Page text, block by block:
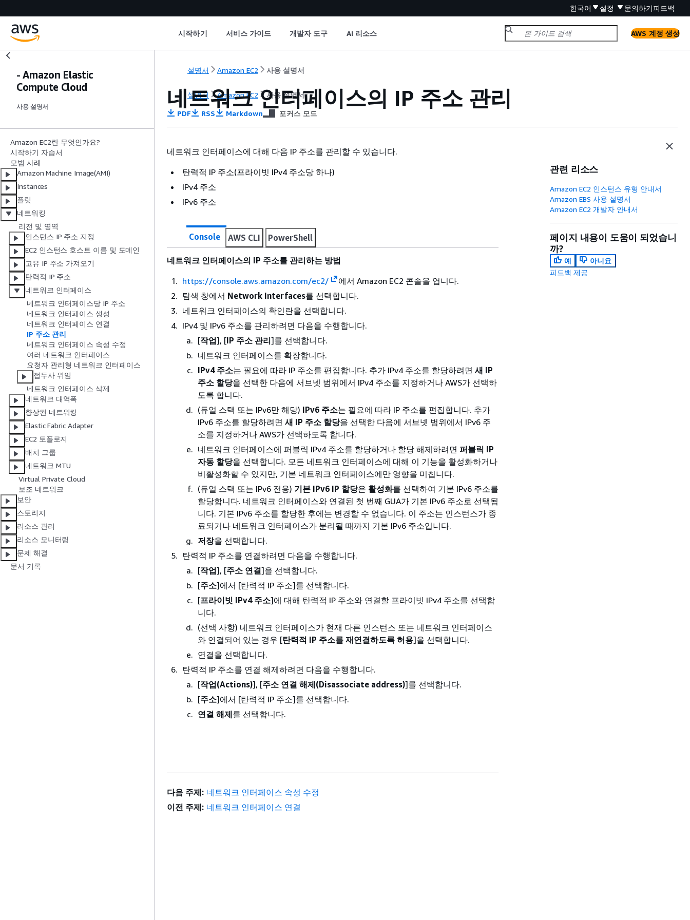
한국어 설정 문의하기피드백
시작하기 서비스 가이드 개발자 도구 AI 리소스 AWS 계정 생성
- Amazon Elastic
Compute Cloud
사용 설명서
Amazon EC2란 무엇인가요?
시작하기 자습서
모범 사례
Amazon Machine Image(AMI)
Instances
플릿
네트워킹
리전 및 영역
인스턴스 IP 주소 지정
EC2 인스턴스 호스트 이름 및 도메인
고유 IP 주소 가져오기
탄력적 IP 주소
네트워크 인터페이스
네트워크 인터페이스당 IP 주소
네트워크 인터페이스 생성
네트워크 인터페이스 연결
IP 주소 관리
네트워크 인터페이스 속성 수정
여러 네트워크 인터페이스
요청자 관리형 네트워크 인터페이스
접두사 위임
네트워크 인터페이스 삭제
네트워크 대역폭
향상된 네트워킹
Elastic Fabric Adapter
EC2 토폴로지
배치 그룹
네트워크 MTU
Virtual Private Cloud
보조 네트워크
보안
스토리지
리소스 관리
리소스 모니터링
문제 해결
문서 기록
설명서 Amazon EC2 사용 설명서
설명서 Amazon EC2 사용 설명서
네트워크 인터페이스의 IP 주소 관리
PDF RSS Markdown 포커스 모드
네트워크 인터페이스에 대해 다음 IP 주소를 관리할 수 있습니다.
탄력적 IP 주소(프라이빗 IPv4 주소당 하나)
IPv4 주소
IPv6 주소
Console AWS CLI PowerShell
네트워크 인터페이스의 IP 주소를 관리하는 방법
https://console.aws.amazon.com/ec2/
에서 Amazon EC2 콘솔을 엽니다.
탐색 창에서 Network Interfaces를 선택합니다.
네트워크 인터페이스의 확인란을 선택합니다.
IPv4 및 IPv6 주소를 관리하려면 다음을 수행합니다.
[작업], [IP 주소 관리]를 선택합니다.
네트워크 인터페이스를 확장합니다.
IPv4 주소는 필요에 따라 IP 주소를 편집합니다. 추가 IPv4 주소를 할당하려면 새 IP
주소 할당을 선택한 다음에 서브넷 범위에서 IPv4 주소를 지정하거나 AWS가 선택하
도록 합니다.
(듀얼 스택 또는 IPv6만 해당) IPv6 주소는 필요에 따라 IP 주소를 편집합니다. 추가
IPv6 주소를 할당하려면 새 IP 주소 할당을 선택한 다음에 서브넷 범위에서 IPv6 주
소를 지정하거나 AWS가 선택하도록 합니다.
네트워크 인터페이스에 퍼블릭 IPv4 주소를 할당하거나 할당 해제하려면 퍼블릭 IP
자동 할당을 선택합니다. 모든 네트워크 인터페이스에 대해 이 기능을 활성화하거나
비활성화할 수 있지만, 기본 네트워크 인터페이스에만 영향을 미칩니다.
(듀얼 스택 또는 IPv6 전용) 기본 IPv6 IP 할당은 활성화를 선택하여 기본 IPv6 주소를
할당합니다. 네트워크 인터페이스와 연결된 첫 번째 GUA가 기본 IPv6 주소로 선택됩
니다. 기본 IPv6 주소를 할당한 후에는 변경할 수 없습니다. 이 주소는 인스턴스가 종
료되거나 네트워크 인터페이스가 분리될 때까지 기본 IPv6 주소입니다.
저장을 선택합니다.
탄력적 IP 주소를 연결하려면 다음을 수행합니다.
[작업], [주소 연결]을 선택합니다.
[주소]에서 [탄력적 IP 주소]를 선택합니다.
[프라이빗 IPv4 주소]에 대해 탄력적 IP 주소와 연결할 프라이빗 IPv4 주소를 선택합
니다.
(선택 사항) 네트워크 인터페이스가 현재 다른 인스턴스 또는 네트워크 인터페이스
와 연결되어 있는 경우 [탄력적 IP 주소를 재연결하도록 허용]을 선택합니다.
연결을 선택합니다.
탄력적 IP 주소를 연결 해제하려면 다음을 수행합니다.
[작업(Actions)], [주소 연결 해제(Disassociate address)]를 선택합니다.
[주소]에서 [탄력적 IP 주소]를 선택합니다.
연결 해제를 선택합니다.
관련 리소스
Amazon EC2 인스턴스 유형 안내서
Amazon EBS 사용 설명서
Amazon EC2 개발자 안내서
페이지 내용이 도움이 되었습니
까?
예
아니요
피드백 제공
다음 주제: 네트워크 인터페이스 속성 수정
이전 주제: 네트워크 인터페이스 연결